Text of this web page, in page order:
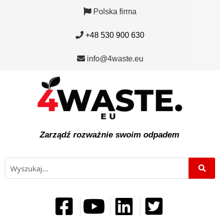
Polska firma
+48 530 900 630
info@4waste.eu
Zarządź rozważnie swoim odpadem